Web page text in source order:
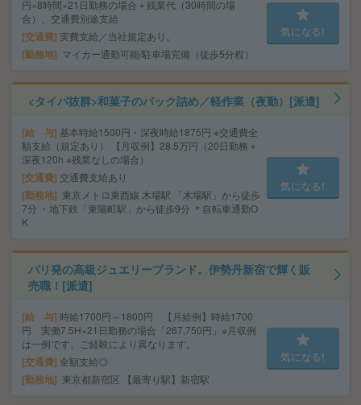
円×8時間×21日勤務の場合＋残業代（30時間の場
合）、交通費別途支給
交通費 実費支給／当社規定あり。
勤務地 マイカー通勤可能/駐車場完備（徒歩5分程）
気になる!
<タイパ抜群>和菓子のパック詰め／軽作業（夜勤）[派遣]
給 与 基本時給1500円・深夜時給1875円 ※交通費全
額支給（規定あり） 【月収例】28.5万円（20日勤務＋
深夜120h ※残業なしの場合）
交通費 交通費支給あり
勤務地
東京メトロ東西線 木場駅 「木場駅」から徒歩
7分 ・地下鉄「東陽町駅」から徒歩9分 ＊自転車通勤O
K
気になる!
パリ発の高級ジュエリーブランド。伊勢丹新宿で輝く販
売職！[派遣]
給 与 時給1700円～1800円 【月給例】時給1700
円 実働7.5H×21日勤務の場合「267,750円」※月収例
は一例です。ご経験により異なります。
交通費 全額支給◎
勤務地 東京都新宿区 【最寄り駅】新宿駅
気になる!